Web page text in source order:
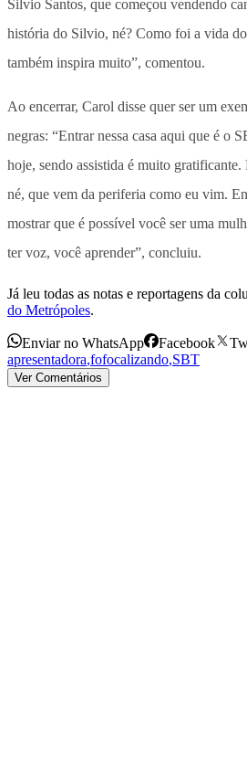
Silvio Santos, que começou vendendo
história do Silvio, né? Como foi a vida
também inspira muito”, comentou.
Ao encerrar, Carol disse quer ser um
negras: “Entrar nessa casa aqui que é o
hoje, sendo assistida é muito gratificante.
né, que vem da periferia como eu vim.
mostrar que é possível você ser uma
ter voz, você aprender”, concluiu.
Já leu todas as notas e reportagens da
do Metrópoles.
Enviar no WhatsApp Facebook
apresentadora,fofocalizando,SBT
Ver Comentários